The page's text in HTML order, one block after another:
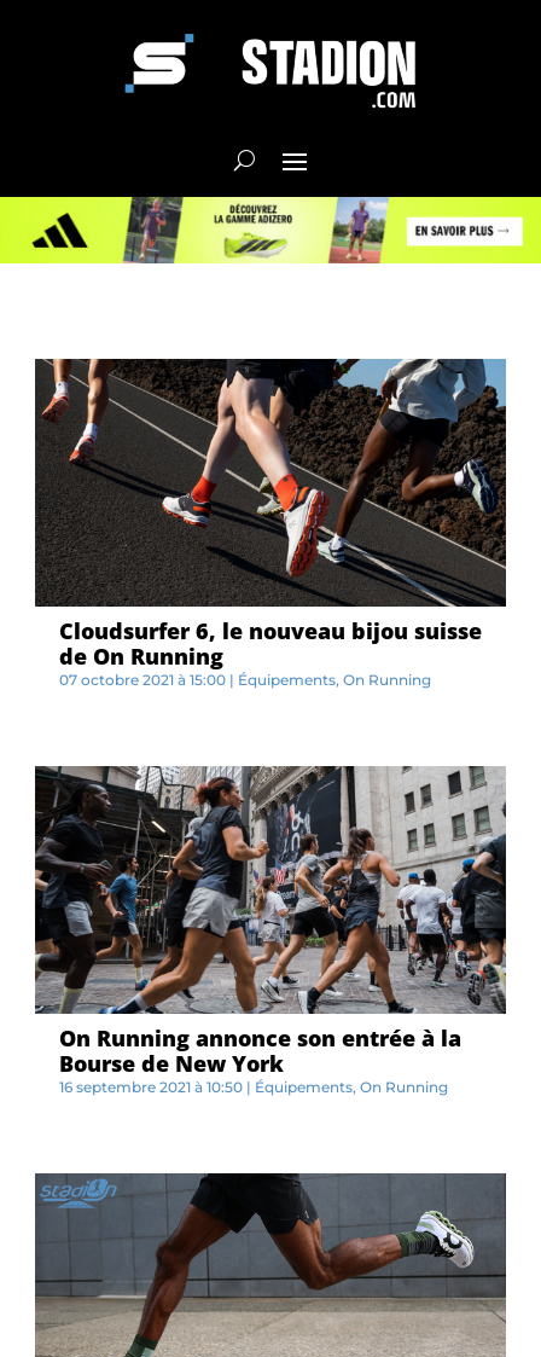
Cloudsurfer 6, le nouveau bijou suisse
de On Running
07 octobre 2021 à 15:00 | Équipements, On Running
On Running annonce son entrée à la
Bourse de New York
16 septembre 2021 à 10:50 | Équipements, On Running